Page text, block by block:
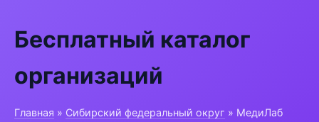
Бесплатный каталог
организаций
Главная » Сибирский федеральный округ » МедиЛаб